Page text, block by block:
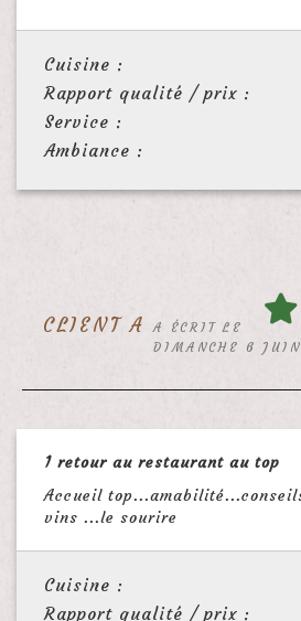
Cuisine :
Rapport qualité / prix :
Service :
Ambiance :
CLIENT A
A ÉCRIT LE
DIMANCHE 6
1 retour au restaurant au top
Accueil
vins ...le sourire
Cuisine :
Rapport qualité / prix :